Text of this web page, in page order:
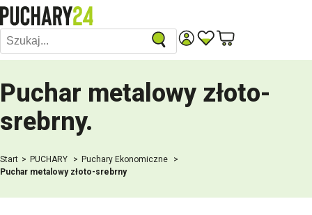
Puchar metalowy złoto-
srebrny.
Start PUCHARY
Puchary Ekonomiczne
Puchar metalowy złoto-srebrny